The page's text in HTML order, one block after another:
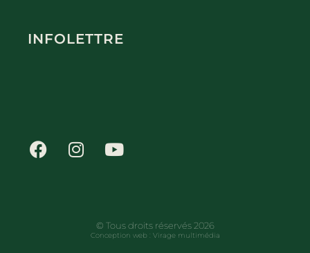
INFOLETTRE
© Tous droits réservés 2026
Conception web : Virage multimédia